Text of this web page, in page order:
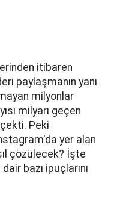
itibaren
paylaşmanın yanı
milyonlar
milyarı geçen
Peki
yer alan
çözülecek? İşte
bazı ipuçlarını